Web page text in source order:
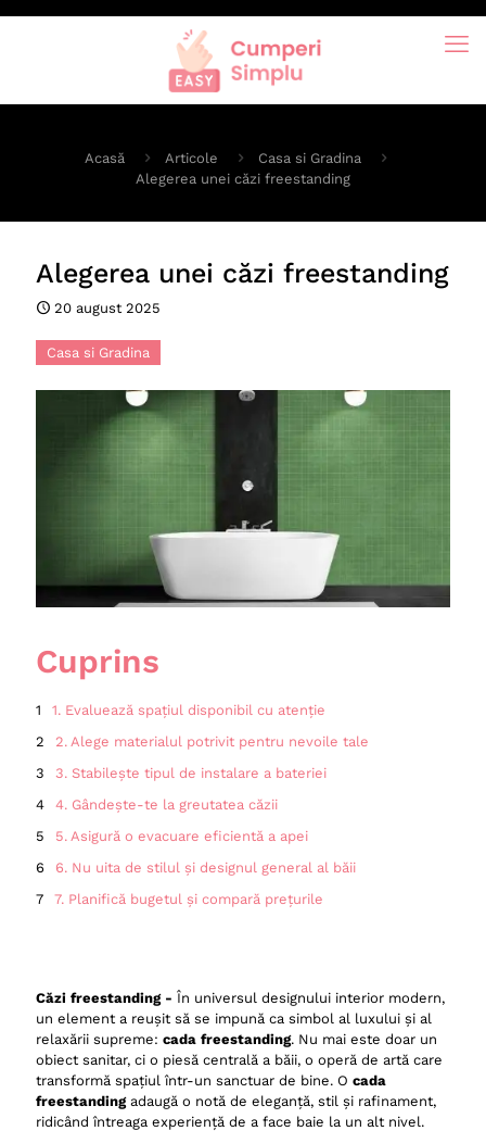
Acasă Articole
Casa si Gradina
Alegerea unei căzi freestanding
Alegerea unei căzi freestanding
20 august 2025
Casa si Gradina
Cuprins
1. Evaluează spațiul disponibil cu atenție
2. Alege materialul potrivit pentru nevoile tale
3. Stabilește tipul de instalare a bateriei
4. Gândește-te la greutatea căzii
5. Asigură o evacuare eficientă a apei
6. Nu uita de stilul și designul general al băii
7. Planifică bugetul și compară prețurile
Căzi freestanding - În universul designului interior modern,
un element a reușit să se impună ca simbol al luxului și al
relaxării supreme: cada freestanding. Nu mai este doar un
obiect sanitar, ci o piesă centrală a băii, o operă de artă care
transformă spațiul într-un sanctuar de bine. O cada
freestandingadaugă o notă de eleganță, stil și rafinament,
ridicând întreaga experiență de a face baie la un alt nivel.